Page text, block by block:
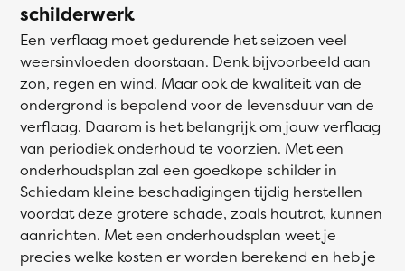
schilderwerk
Een verflaag moet gedurende het seizoen veel
weersinvloeden doorstaan. Denk bijvoorbeeld aan
zon, regen en wind. Maar ook de kwaliteit van de
ondergrond is bepalend voor de levensduur van de
verflaag. Daarom is het belangrijk om jouw verflaag
van periodiek onderhoud te voorzien. Met een
onderhoudsplan zal een goedkope schilder in
Schiedam kleine beschadigingen tijdig herstellen
voordat deze grotere schade, zoals houtrot, kunnen
aanrichten. Met een onderhoudsplan weet je
precies welke kosten er worden berekend en heb je